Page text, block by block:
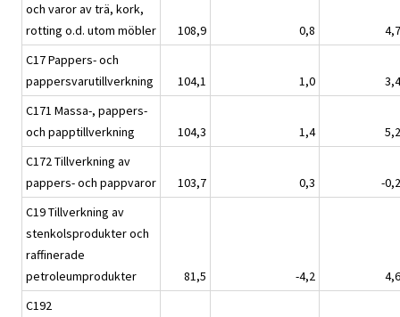
och varor av trä, kork,
rotting o.d. utom möbler
108,9 0,8
4,7
C17 Pappers- och
pappersvarutillverkning
104,1 1,0
3,4
C171 Massa-, pappers-
och papptillverkning
104,3 1,4
5,2
C172 Tillverkning av
pappers- och pappvaror
103,7 0,3
-0,2
C19 Tillverkning av
stenkolsprodukter och
raffinerade
petroleumprodukter
81,5 -4,2
4,6
C192